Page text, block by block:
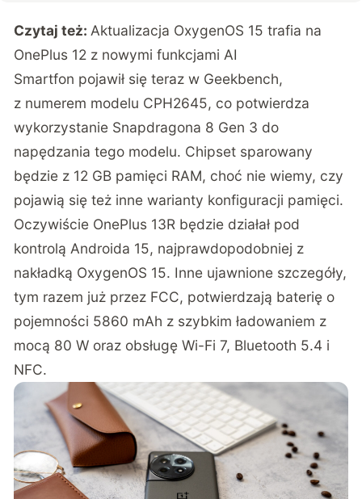
Czytaj też: Aktualizacja OxygenOS 15 trafia na
OnePlus 12 z nowymi funkcjami AI
Smartfon pojawił się teraz w Geekbench,
z numerem modelu CPH2645, co potwierdza
wykorzystanie Snapdragona 8 Gen 3 do
napędzania tego modelu. Chipset sparowany
będzie z 12 GB pamięci RAM, choć nie wiemy, czy
pojawią się też inne warianty konfiguracji pamięci.
Oczywiście OnePlus 13R będzie działał pod
kontrolą Androida 15, najprawdopodobniej z
nakładką OxygenOS 15. Inne ujawnione szczegóły,
tym razem już przez FCC, potwierdzają baterię o
pojemności 5860 mAh z szybkim ładowaniem z
mocą 80 W oraz obsługę Wi-Fi 7, Bluetooth 5.4 i
NFC.